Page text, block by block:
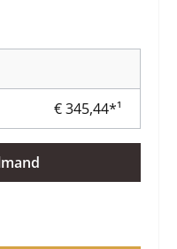
€ 345,44*¹
in of gebruik de knoppen